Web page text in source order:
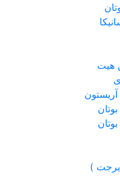
هیت
)